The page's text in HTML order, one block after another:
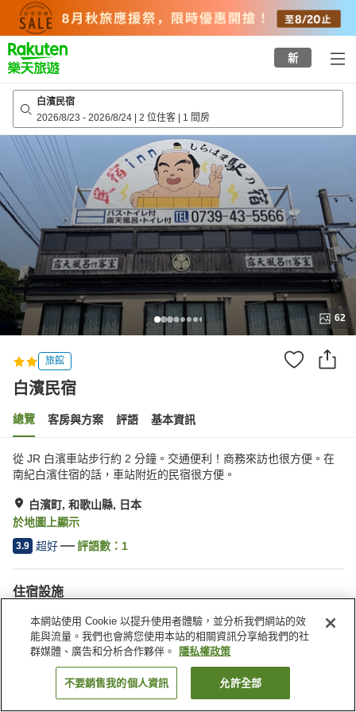
top
page
新
白濱民宿
2026/8/23 - 2026/8/24 | 2 位住客 | 1 間房
62
旅館
白濱民宿
總覽 客房與方案 評語 基本資訊
從 JR 白濱車站步行約 2 分鐘。交通便利！商務來訪也很方便。在
南紀白濱住宿的話，車站附近的民宿很方便。
白濱町, 和歌山縣, 日本
於地圖上顯示
3.9 超好 評語數： 1
住宿設施
無線網路
自動販賣機
免費停車
宅配服務
找客房
本網站使用 Cookie 以提升使用者體驗，並分析我們網站的效
能與流量。我們也會將您使用本站的相關資訊分享給我們的社
群媒體、廣告和分析合作夥伴。
隱私權政策
不要銷售我的個人資訊 允許全部